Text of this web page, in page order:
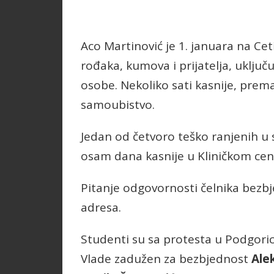
Aco Martinović je 1. januara na
rođaka, kumova i prijatelja,
osobe. Nekoliko sati kasnije,
samoubistvo.
Jedan od četvoro teško ranjenih
osam dana kasnije u Kliničkom
Pitanje odgovornosti čelnika
adresa.
Studenti su sa protesta u
Vlade zadužen za bezbjednost